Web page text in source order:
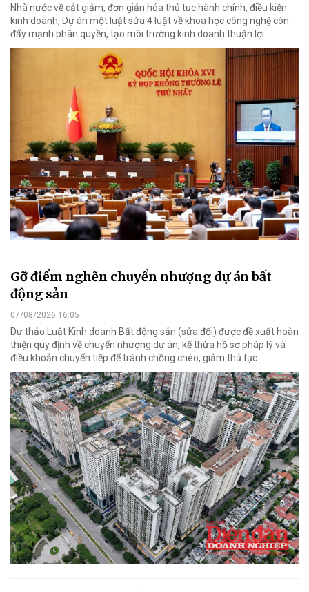
Nhà nước về cắt giảm, đơn giản hóa thủ tục hành chính, điều kiện
kinh doanh, Dự án một luật sửa 4 luật về khoa học công nghệ còn
đẩy mạnh phân quyền, tạo môi trường kinh doanh thuận lợi.
Gỡ điểm nghẽn chuyển nhượng dự án bất
động sản
07/08/2026 16:05
Dự thảo Luật Kinh doanh Bất động sản (sửa đổi) được đề xuất hoàn
thiện quy định về chuyển nhượng dự án, kế thừa hồ sơ pháp lý và
điều khoản chuyển tiếp để tránh chồng chéo, giảm thủ tục.